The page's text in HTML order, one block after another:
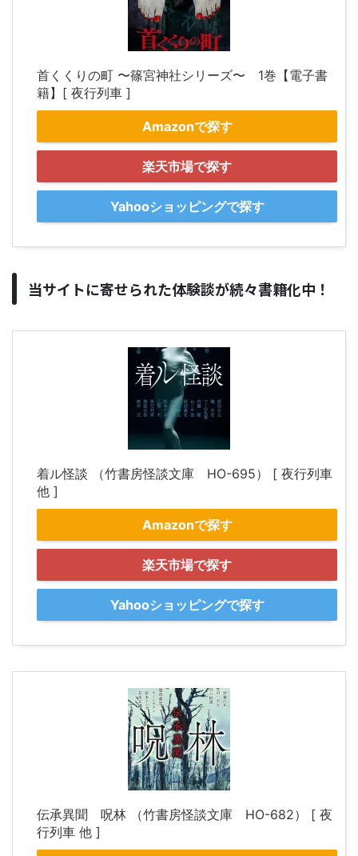
首くくりの町 〜篠宮神社シリーズ〜 1巻【電子書
籍】[ 夜行列車 ]
Amazonで探す
楽天市場で探す
Yahooショッピングで探す
当サイトに寄せられた体験談が続々書籍化中！
着ル怪談 （竹書房怪談文庫 HO-695） [ 夜行列車
他 ]
Amazonで探す
楽天市場で探す
Yahooショッピングで探す
伝承異聞 呪林 （竹書房怪談文庫 HO-682） [ 夜
行列車 他 ]